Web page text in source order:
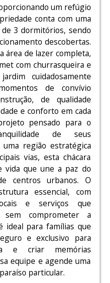
um refúgio
conta com uma
3 dormitórios, sendo
descobertas.
área de lazer completa,
com churrasqueira e
cuidadosamente
de convívio
de qualidade
e conforto em cada
pensado para o
de seus
uma região estratégica
vias, esta chácara
vida que une a paz do
centros urbanos. O
essencial, com
e serviços que
sem comprometer a
ideal para famílias que
e exclusivo para
e criar memórias
equipe e agende uma
particular.